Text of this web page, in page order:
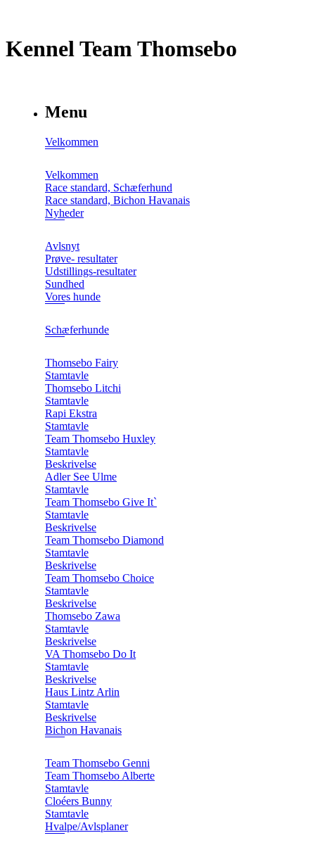
Kennel Team Thomsebo
Menu
Velkommen
Velkommen
Race standard, Schæferhund
Race standard, Bichon Havanais
Nyheder
Avlsnyt
Prøve- resultater
Udstillings-resultater
Sundhed
Vores hunde
Schæferhunde
Thomsebo Fairy
Stamtavle
Thomsebo Litchi
Stamtavle
Rapi Ekstra
Stamtavle
Team Thomsebo Huxley
Stamtavle
Beskrivelse
Adler See Ulme
Stamtavle
Team Thomsebo Give It`
Stamtavle
Beskrivelse
Team Thomsebo Diamond
Stamtavle
Beskrivelse
Team Thomsebo Choice
Stamtavle
Beskrivelse
Thomsebo Zawa
Stamtavle
Beskrivelse
VA Thomsebo Do It
Stamtavle
Beskrivelse
Haus Lintz Arlin
Stamtavle
Beskrivelse
Bichon Havanais
Team Thomsebo Genni
Team Thomsebo Alberte
Stamtavle
Cloéers Bunny
Stamtavle
Hvalpe/Avlsplaner